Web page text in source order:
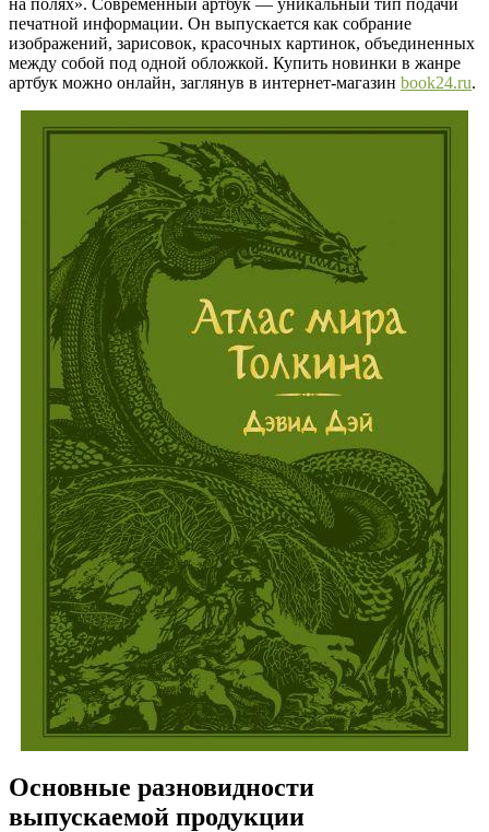
печатной информации. Он выпускается как собрание
изображений, зарисовок, красочных картинок, объединенных
между собой под одной обложкой. Купить новинки в жанре
артбук можно онлайн, заглянув в интернет-магазин book24.ru.
Основные разновидности
выпускаемой продукции